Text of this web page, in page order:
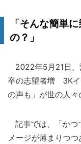
「そんな簡単
の？」
2022年5月21日、
卒の志望者増 3Kイ
の声も」が世の人々
記事では、「かつ
メージが薄まりつ